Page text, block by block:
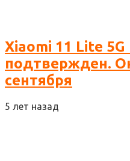
Xiaomi 11 Lite
подтвержден.
сентября
5 лет назад